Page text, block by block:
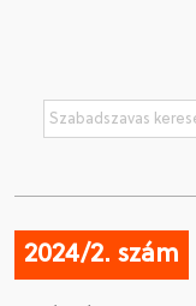
SZOCIOLÓGIAI
2024/2. szám